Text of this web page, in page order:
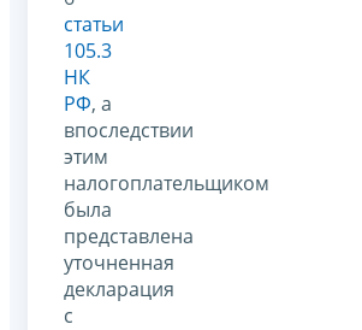
статьи
105.3
НК
РФ, а
впоследствии
этим
налогоплательщиком
была
представлена
уточненная
декларация
с